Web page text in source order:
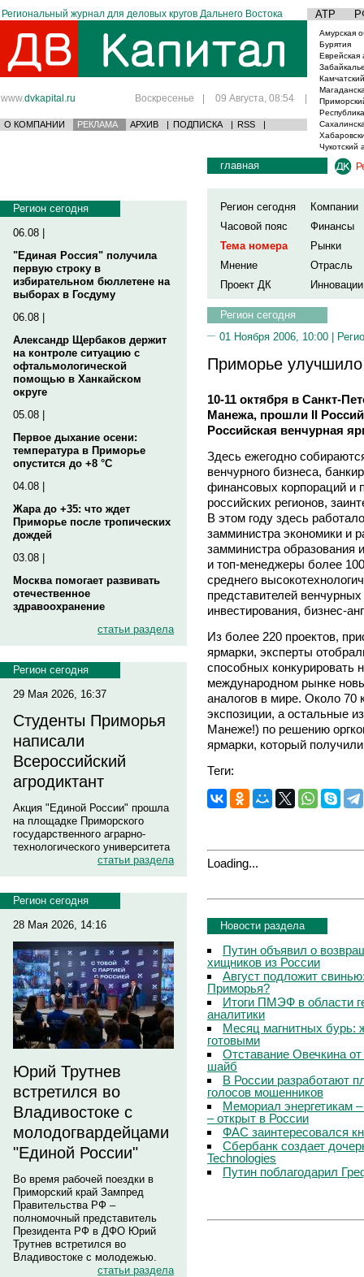
Региональный журнал для деловых кругов Дальнего Востока АТР
www.dvkapital.ru Воскресенье | 09 Августа, 08:54 |
О КОМПАНИИ РЕКЛАМА АРХИВ | ПОДПИСКА | RSS |
Амурская
Бурятия
Еврейская
Чукотский
Регион сегодня
06.08 |
"Единая Россия" получила
первую строку в
избирательном бюллетене на
выборах в Госдуму
06.08 |
Александр Щербаков держит
на контроле ситуацию с
офтальмологической
помощью в Ханкайском
округе
05.08 |
Первое дыхание осени:
температура в Приморье
опустится до +8 °C
04.08 |
Жара до +35: что ждет
Приморье после тропических
дождей
03.08 |
Москва помогает развивать
отечественное
здравоохранение
статьи раздела
Регион сегодня
29 Мая 2026, 16:37
Студенты Приморья
написали
Всероссийский
агродиктант
Акция "Единой России" прошла
на площадке Приморского
государственного аграрно-
технологического университета
статьи раздела
Регион сегодня
28 Мая 2026, 14:16
Юрий Трутнев
встретился во
Владивостоке с
молодогвардейцами
"Единой России"
Во время рабочей поездки в
Приморский край Зампред
Правительства РФ –
полномочный представитель
Президента РФ в ДФО Юрий
Трутнев встретился во
Владивостоке с молодежью.
статьи раздела
главная
Регион сегодня
Компании
Часовой пояс
Финансы
Тема номера
Рынки
Мнение
Отрасль
Проект ДК
Инновации
Регион сегодня
01 Ноября 2006, 10:00 |
Приморье
10-11 октября в Санкт-
Манежа, прошли II
Российская венчурная
Здесь ежегодно
венчурного бизнеса,
финансовых корпораций и
российских регионов,
В этом году здесь
замминистра экономики
замминистра
и топ-менеджеры более
среднего
представителей
инвестирования, бизнес-
Из более 220 проектов,
ярмарки, эксперты
способных конкурировать
международном рынке
аналогов в мире. Около 70
экспозиции, а остальные
Манеже!) по решению
ярмарки, который
Теги:
Loading...
Новости раздела
Путин объявил о
хищников из России
Август подложит
Приморья?
Итоги ПМЭФ в области
аналитики
Месяц магнитных бурь:
готовыми
Отставание Овечкина
шайб
В России разработают
голосов мошенников
Мемориал энергетикам
– открыт в России
ФАС заинтересовался
Сбербанк создает
Technologies
Путин поблагодарил